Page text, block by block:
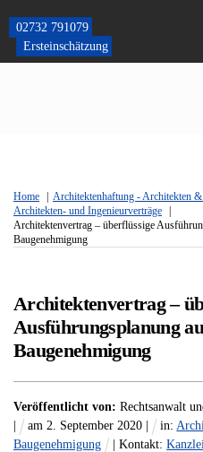
content
02732 791079
Ersteinschätzung
Home
Architektenhaftung - Architekten
Architekten- und Ingenieurverträge
Architektenvertrag – überflüssige
Baugenehmigung
Architektenvertrag –
Ausführungsplanung
Baugenehmigung
Veröffentlicht von: Rechtsanwalt
am2. September 2020 in:
Baugenehmigung
| Kontakt: